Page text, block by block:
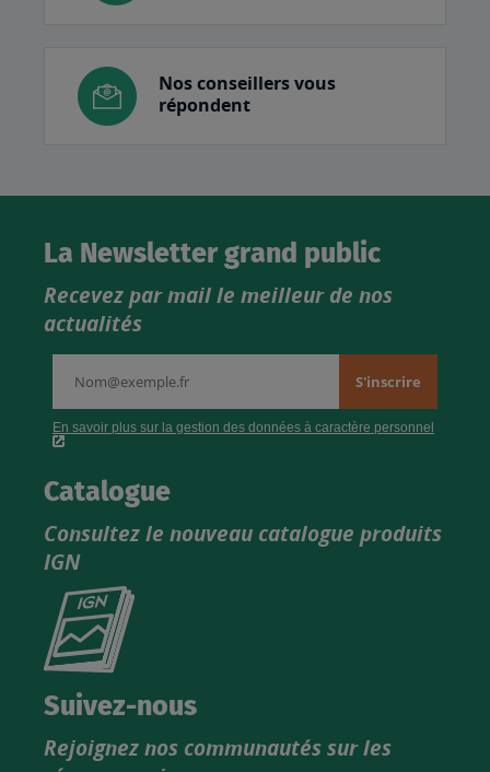
Nos conseillers vous
répondent
La Newsletter grand public
Recevez par mail le meilleur de nos
actualités
Catalogue
Consultez le nouveau catalogue produits
IGN
Consultez
catalogue
Suivez-nous
Rejoignez nos communautés sur les